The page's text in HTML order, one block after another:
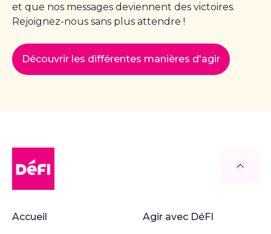
et que nos messages deviennent des victoires.
Rejoignez-nous sans plus attendre !
Découvrir les différentes manières d'agir
Accueil Agir avec DéFI